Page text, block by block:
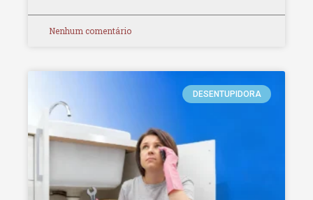
Nenhum comentário
DESENTUPIDORA